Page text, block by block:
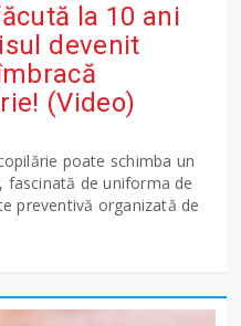
la 10 ani
devenit
(Video)
poate schimba un
fascinată de uniforma de
preventivă organizată de